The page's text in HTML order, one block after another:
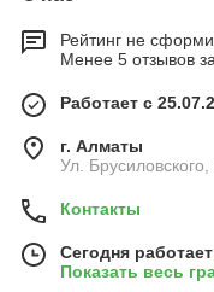
Рейтинг не
Менее 5 отзывов
Работает с
г. Алматы
Ул.
Контакты
Сегодня
Показать весь